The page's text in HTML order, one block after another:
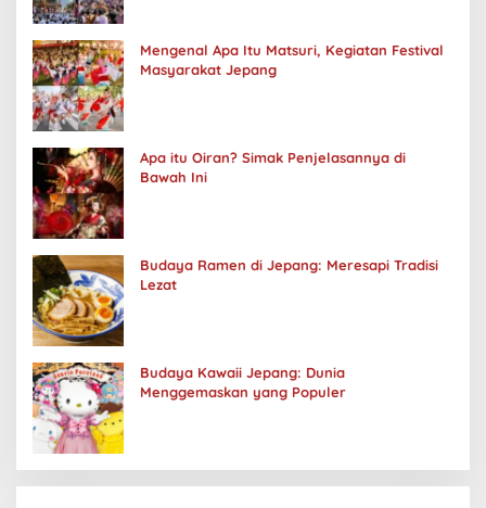
Mengenal Apa Itu Matsuri, Kegiatan Festival
Masyarakat Jepang
Apa itu Oiran? Simak Penjelasannya di
Bawah Ini
Budaya Ramen di Jepang: Meresapi Tradisi
Lezat
Budaya Kawaii Jepang: Dunia
Menggemaskan yang Populer